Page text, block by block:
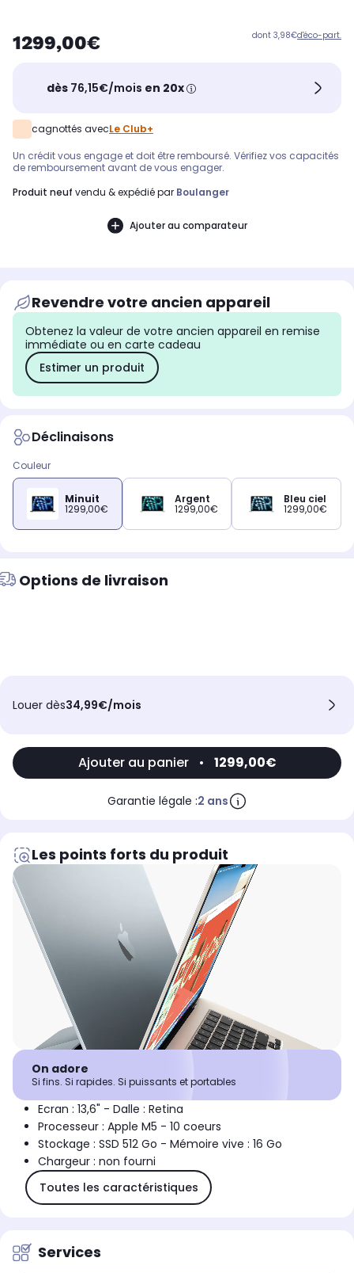
1299,00€ dont 3,98€d'éco-part.
dès 76,15€/mois en 20x
cagnottés avecLe Club+
Un crédit vous engage et doit être remboursé. Vérifiez vos capacités
de remboursement avant de vous engager.
produit neuf vendu & expédié par Boulanger
Ajouter au comparateur
Revendre votre ancien appareil
Obtenez la valeur de votre ancien appareil en remise
immédiate ou en carte cadeau
Estimer un produit
Déclinaisons
Couleur
Minuit
1299,00€
Argent
1299,00€
Bleu ciel
1299,00€
Options de livraison
Louer dès34,99€/mois
Ajouter au panier • 1299,00€
Garantie légale :2 ans
Les points forts du produit
On adore
Si fins. Si rapides. Si puissants et portables
Ecran : 13,6" - Dalle : Retina
Processeur : Apple M5 - 10 coeurs
Stockage : SSD 512 Go - Mémoire vive : 16 Go
Chargeur : non fourni
Toutes les caractéristiques
Services